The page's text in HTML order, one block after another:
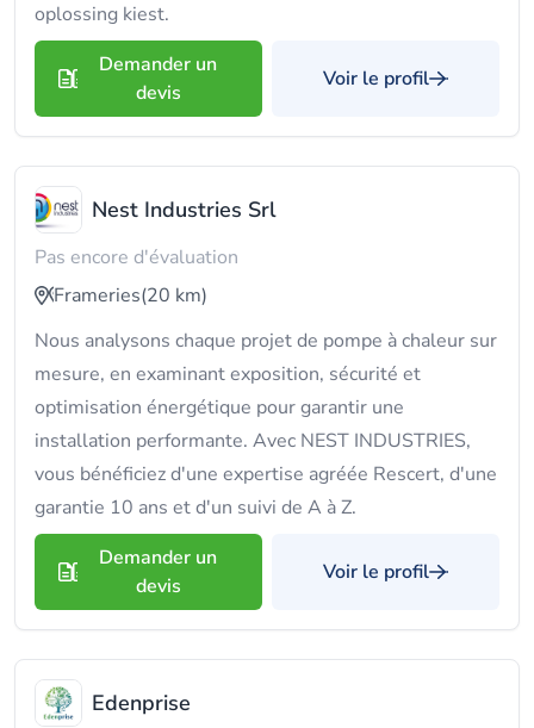
oplossing kiest.
Demander un
devis
Voir le profil
Nest Industries Srl
Pas encore d'évaluation
Frameries(20 km)
Nous analysons chaque projet de pompe à chaleur sur
mesure, en examinant exposition, sécurité et
optimisation énergétique pour garantir une
installation performante. Avec NEST INDUSTRIES,
vous bénéficiez d'une expertise agréée Rescert, d'une
garantie 10 ans et d'un suivi de A à Z.
Demander un
devis
Voir le profil
Edenprise